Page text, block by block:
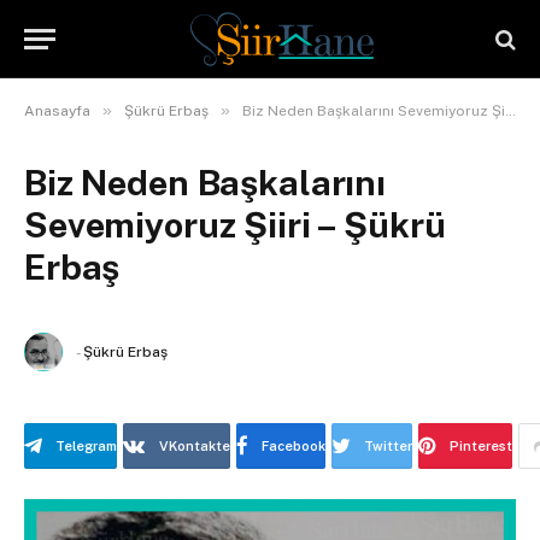
Anasayfa » Şükrü Erbaş » Biz Neden Başkalarını Sevemiyoruz Şiiri – Şükrü Erbaş
Biz Neden Başkalarını
Sevemiyoruz Şiiri – Şükrü
Erbaş
- Şükrü Erbaş
Telegram VKontakte Facebook Twitter Pinterest